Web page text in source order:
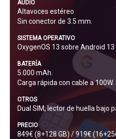
AUDIO
Altavoces estéreo
Sin conector de 3.5 mm.
SISTEMA OPERATIVO
OxygenOS 13 sobre Android 13
BATERÍA
5.000 mAh.
Carga rápida con cable a
OTROS
Dual SIM, lector de huella bajo
PRECIO
849€ (8+128 GB) / 919€